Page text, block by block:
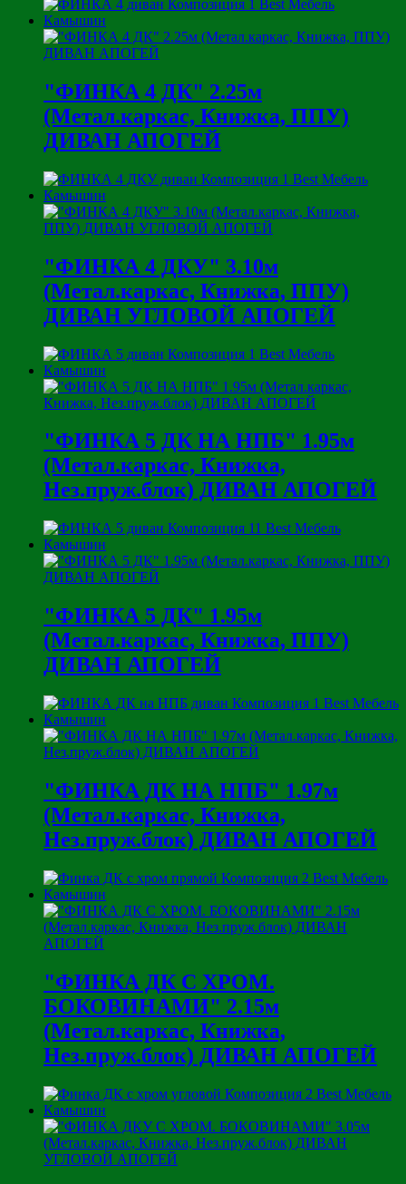
"ФИНКА 4 ДК" 2.25м
(Метал.каркас, Книжка, ППУ)
ДИВАН АПОГЕЙ
"ФИНКА 4 ДКУ" 3.10м
(Метал.каркас, Книжка, ППУ)
ДИВАН УГЛОВОЙ АПОГЕЙ
"ФИНКА 5 ДК НА НПБ" 1.95м
(Метал.каркас, Книжка,
Нез.пруж.блок) ДИВАН АПОГЕЙ
"ФИНКА 5 ДК" 1.95м
(Метал.каркас, Книжка, ППУ)
ДИВАН АПОГЕЙ
"ФИНКА ДК НА НПБ" 1.97м
(Метал.каркас, Книжка,
Нез.пруж.блок) ДИВАН АПОГЕЙ
"ФИНКА ДК С ХРОМ.
БОКОВИНАМИ" 2.15м
(Метал.каркас, Книжка,
Нез.пруж.блок) ДИВАН АПОГЕЙ